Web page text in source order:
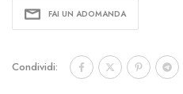
FAI UN ADOMANDA
Condividi: